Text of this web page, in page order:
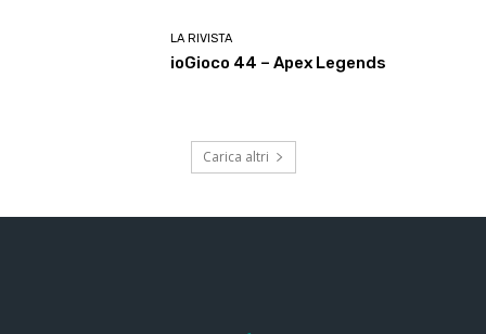
LA RIVISTA
ioGioco 44 – Apex Legends
Carica altri